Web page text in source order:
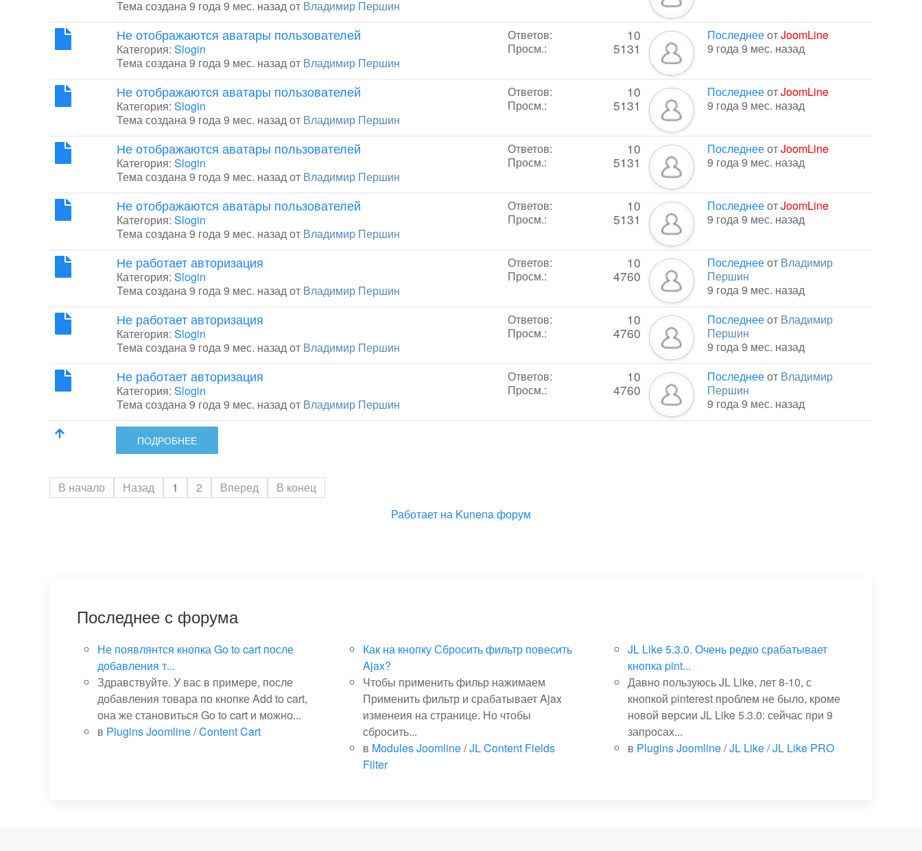
ПОДРОБНЕЕ
Тема создана 9 года 9 мес. назад от Владимир Першин
Не отображаются аватары пользователей
Категория: Slogin
Тема создана 9 года 9 мес. назад от Владимир Першин
Ответов: 10
Просм.: 5131
ПоследнееотJoomLine
9 года 9 мес. назад
Не отображаются аватары пользователей
Категория: Slogin
Тема создана 9 года 9 мес. назад от Владимир Першин
Ответов: 10
Просм.: 5131
ПоследнееотJoomLine
9 года 9 мес. назад
Не отображаются аватары пользователей
Категория: Slogin
Тема создана 9 года 9 мес. назад от Владимир Першин
Ответов: 10
Просм.: 5131
ПоследнееотJoomLine
9 года 9 мес. назад
Не отображаются аватары пользователей
Категория: Slogin
Тема создана 9 года 9 мес. назад от Владимир Першин
Ответов: 10
Просм.: 5131
ПоследнееотJoomLine
9 года 9 мес. назад
Не работает авторизация
Категория: Slogin
Тема создана 9 года 9 мес. назад от Владимир Першин
Ответов: 10
Просм.: 4760
Последнееот Владимир
Першин
9 года 9 мес. назад
Не работает авторизация
Категория: Slogin
Тема создана 9 года 9 мес. назад от Владимир Першин
Ответов: 10
Просм.: 4760
Последнееот Владимир
Першин
9 года 9 мес. назад
Не работает авторизация
Категория: Slogin
Тема создана 9 года 9 мес. назад от Владимир Першин
Ответов: 10
Просм.: 4760
Последнееот Владимир
Першин
9 года 9 мес. назад
В начало Назад 1 2 Вперед
В конец
Работает на Kunena форум
Последнее с форума
Не появлянтся кнопка Go to cart после
добавления т...
Здравствуйте. У вас в примере, после
добавления товара по кнопке Add to cart,
она же становиться Go to cart и можно...
в Plugins Joomline/Content Cart
Как на кнопку Сбросить фильтр повесить
Ajax?
Чтобы применить фильр нажимаем
Применить фильтр и срабатывает Ajax
изменеия на странице. Но чтобы
сбросить...
в Modules Joomline/JL Content Fields
Filter
JL Like 5.3.0. Очень редко срабатывает
кнопка pint...
Давно пользуюсь JL Like, лет 8-10, с
кнопкой pinterest проблем не было, кроме
новой версии JL Like 5.3.0: сейчас при 9
запросах...
в Plugins Joomline/JL Like / JL Like PRO